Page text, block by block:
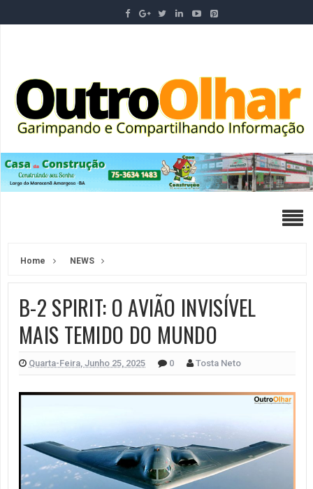
Home NEWS
B-2 SPIRIT: O AVIÃO INVISÍVEL
MAIS TEMIDO DO MUNDO
Quarta-Feira, Junho 25, 2025 0 Tosta Neto